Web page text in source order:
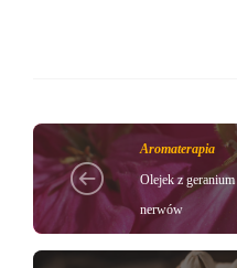
Aromaterapia
Olejek z
nerwów